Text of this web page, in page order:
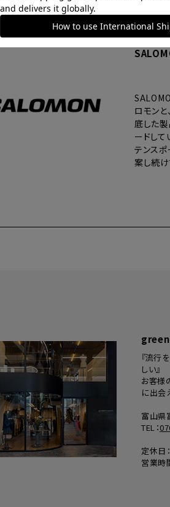
ロモンと
底した
ードして
テンスポ
案し続け
『流行
しい』
お客様
に出会
富山県
TEL：
定休日
営業時